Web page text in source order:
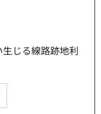
じる線路跡地利